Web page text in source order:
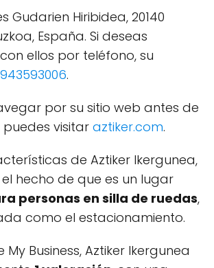
Gudarien Hiribidea, 20140
España. Si deseas
ellos por teléfono, su
943593006.
por su sitio web antes de
visitar aztiker.com.
de Aztiker Ikergunea,
hecho de que es un lugar
personas en silla de ruedas,
como el estacionamiento.
My Business, Aztiker Ikergunea